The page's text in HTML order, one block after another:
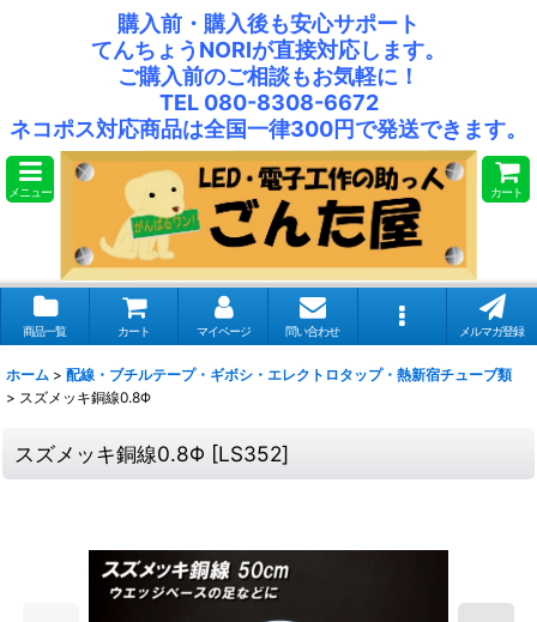
購入前・購入後も安心サポート
てんちょうNORIが直接対応します。
ご購入前のご相談もお気軽に！
TEL 080-8308-6672
ネコポス対応商品は全国一律300円で発送できます。
メニュー カート
商品一覧 カート マイページ 問い合わせ メルマガ登録
ホーム > 配線・ブチルテープ・ギボシ・エレクトロタップ・熱新宿チューブ類
> スズメッキ銅線0.8Φ
スズメッキ銅線0.8Φ [LS352]